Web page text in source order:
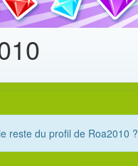
reste du profil de Roa2010 ?